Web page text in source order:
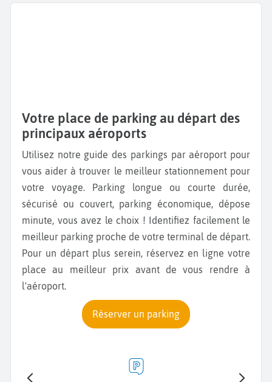
Votre place de parking au départ des
principaux aéroports
Utilisez notre guide des parkings par aéroport pour
vous aider à trouver le meilleur stationnement pour
votre voyage. Parking longue ou courte durée,
sécurisé ou couvert, parking économique, dépose
minute, vous avez le choix ! Identifiez facilement le
meilleur parking proche de votre terminal de départ.
Pour un départ plus serein, réservez en ligne votre
place au meilleur prix avant de vous rendre à
l'aéroport.
Réserver un parking